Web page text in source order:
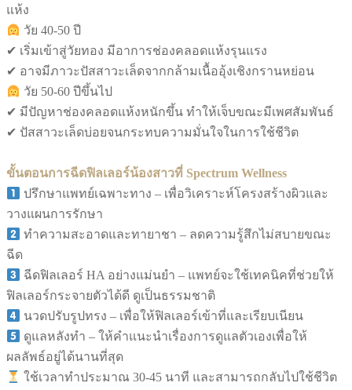
แห้ง
วัย 40-50 ปี
✔ เริ่มเข้าสู่วัยทอง มีอาการช่องคลอดแห้งรุนแรง
✔ อาจมีภาวะปัสสาวะเล็ดจากกล้ามเนื้ออุ้งเชิงกรานหย่อน
วัย 50-60 ปีขึ้นไป
✔ มีปัญหาช่องคลอดแห้งหนักขึ้น ทำให้เจ็บขณะมีเพศสัมพันธ์
✔ ปัสสาวะเล็ดบ่อยจนกระทบความมั่นใจในการใช้ชีวิต
ขั้นตอนการฉีดฟิลเลอร์น้องสาวที่ Spectrum Wellness
ปรึกษาแพทย์เฉพาะทาง – เพื่อวิเคราะห์โครงสร้างผิวและ
วางแผนการรักษา
ทำความสะอาดและทายาชา – ลดความรู้สึกไม่สบายขณะ
ฉีด
ฉีดฟิลเลอร์ HA อย่างแม่นยำ – แพทย์จะใช้เทคนิคที่ช่วยให้
ฟิลเลอร์กระจายตัวได้ดี ดูเป็นธรรมชาติ
นวดปรับรูปทรง – เพื่อให้ฟิลเลอร์เข้าที่และเรียบเนียน
ดูแลหลังทำ – ให้คำแนะนำเรื่องการดูแลตัวเองเพื่อให้
ผลลัพธ์อยู่ได้นานที่สุด
ใช้เวลาทำประมาณ 30-45 นาที และสามารถกลับไปใช้ชีวิต